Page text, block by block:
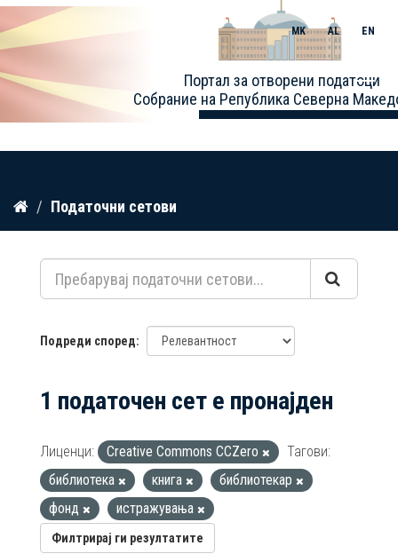
Прескокнете
содржина
Портал за отворени податоци
Собрание на Република Северна
MK AL EN
Toggle
Податочни сетови
Подреди според
1 податочен сет е пронајден
Лиценци: Creative Commons CCZero
Тагови:
библиотека
книга
библиотекар
фонд
истражувања
Филтрирај ги резултатите